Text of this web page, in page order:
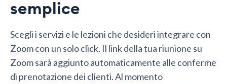
semplice
Scegli i servizi e le lezioni che desideri integrare con
Zoom con un solo click. Il link della tua riunione su
Zoom sarà aggiunto automaticamente alle conferme
di prenotazione dei clienti. Al momento